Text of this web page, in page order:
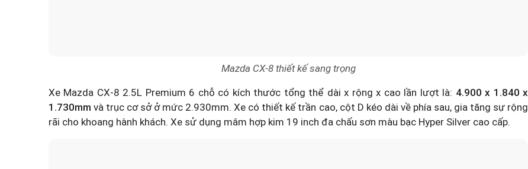
Mazda CX-8 thiết kế sang trọng
Xe Mazda CX-8 2.5L Premium 6 chỗ có kích thước tổng thể dài x rộng x cao lần lượt là: 4.900 x 1.840 x
1.730mm và trục cơ sở ở mức 2.930mm. Xe có thiết kế trần cao, cột D kéo dài về phía sau, gia tăng sự rộng
rãi cho khoang hành khách. Xe sử dụng mâm hợp kim 19 inch đa chấu sơn màu bạc Hyper Silver cao cấp.